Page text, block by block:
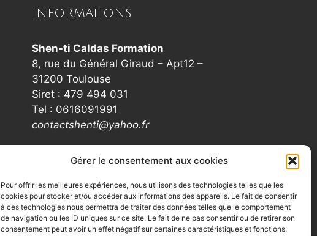
Gérer le consentement aux cookies
Pour offrir les meilleures expériences, nous utilisons des technologies telles que les
cookies pour stocker et/ou accéder aux informations des appareils. Le fait de consentir
à ces technologies nous permettra de traiter des données telles que le comportement
de navigation ou les ID uniques sur ce site. Le fait de ne pas consentir ou de retirer son
consentement peut avoir un effet négatif sur certaines caractéristiques et fonctions.
INFORMATIONS
Shen-ti Caldas Formation
8, rue du Général Giraud – Apt12 –
31200 Toulouse
Siret : 479 494 031
Tel : 0616091991
contactshenti@yahoo.fr